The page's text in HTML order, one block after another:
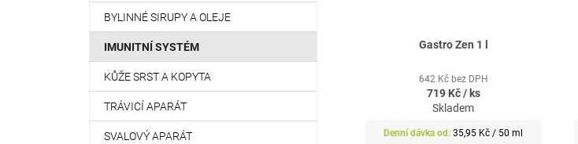
BYLINNÉ SIRUPY A OLEJE
IMUNITNÍ SYSTÉM
KŮŽE SRST A KOPYTA
TRÁVICÍ APARÁT
SVALOVÝ APARÁT
Gastro Zen 1 l
642 Kč bez DPH
719 Kč/ ks
Skladem
Měrná
35,95 Kč / 50 ml